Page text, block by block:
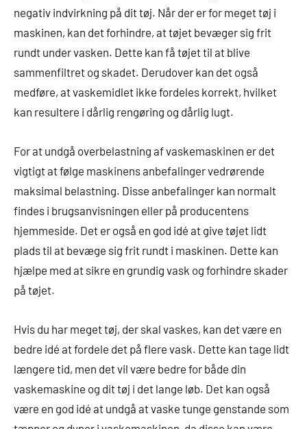
negativ indvirkning på dit tøj. Når der er for meget tøj i
maskinen, kan det forhindre, at tøjet bevæger sig frit
rundt under vasken. Dette kan få tøjet til at blive
sammenfiltret og skadet. Derudover kan det også
medføre, at vaskemidlet ikke fordeles korrekt, hvilket
kan resultere i dårlig rengøring og dårlig lugt.
For at undgå overbelastning af vaskemaskinen er det
vigtigt at følge maskinens anbefalinger vedrørende
maksimal belastning. Disse anbefalinger kan normalt
findes i brugsanvisningen eller på producentens
hjemmeside. Det er også en god idé at give tøjet lidt
plads til at bevæge sig frit rundt i maskinen. Dette kan
hjælpe med at sikre en grundig vask og forhindre skader
på tøjet.
Hvis du har meget tøj, der skal vaskes, kan det være en
bedre idé at fordele det på flere vask. Dette kan tage lidt
længere tid, men det vil være bedre for både din
vaskemaskine og dit tøj i det lange løb. Det kan også
være en god idé at undgå at vaske tunge genstande som